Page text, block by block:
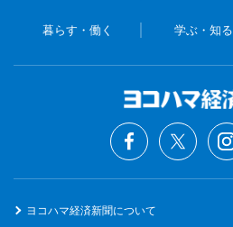
暮らす・働く 学ぶ・知る
ヨコハマ経済新聞について